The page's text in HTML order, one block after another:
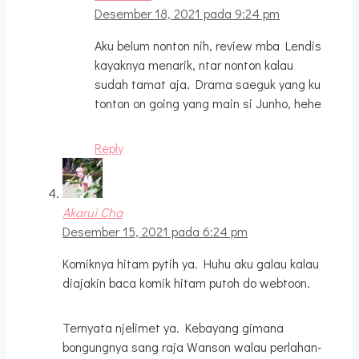
Desember 18, 2021 pada 9:24 pm
Aku belum nonton nih, review mba Lendis
kayaknya menarik, ntar nonton kalau
sudah tamat aja. Drama saeguk yang ku
tonton on going yang main si Junho, hehe
Reply
Akarui Cha
Desember 15, 2021 pada 6:24 pm
Komiknya hitam pytih ya. Huhu aku galau kalau
diajakin baca komik hitam putoh do webtoon.
Ternyata njelimet ya. Kebayang gimana
bongungnya sang raja Wanson walau perlahan-